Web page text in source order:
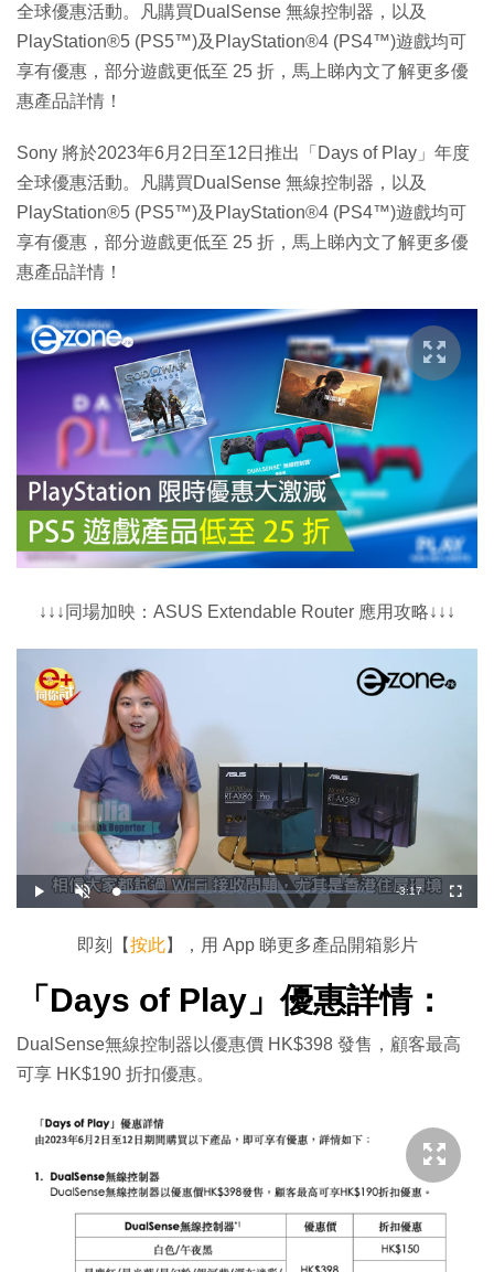
全球優惠活動。凡購買DualSense 無線控制器，以及
PlayStation®5 (PS5™)及PlayStation®4 (PS4™)遊戲均可
享有優惠，部分遊戲更低至 25 折，馬上睇內文了解更多優
惠產品詳情！
Sony 將於2023年6月2日至12日推出「Days of Play」年度
全球優惠活動。凡購買DualSense 無線控制器，以及
PlayStation®5 (PS5™)及PlayStation®4 (PS4™)遊戲均可
享有優惠，部分遊戲更低至 25 折，馬上睇內文了解更多優
惠產品詳情！
↓↓↓同場加映：ASUS Extendable Router 應用攻略↓↓↓
播
放
開
啟
載
入
:
1
5
%
剩
時
間
-3:17
全
螢
即刻【按此】，用 App 睇更多產品開箱影片
「Days of Play」優惠詳情：
DualSense無線控制器以優惠價 HK$398 發售，顧客最高
可享 HK$190 折扣優惠。